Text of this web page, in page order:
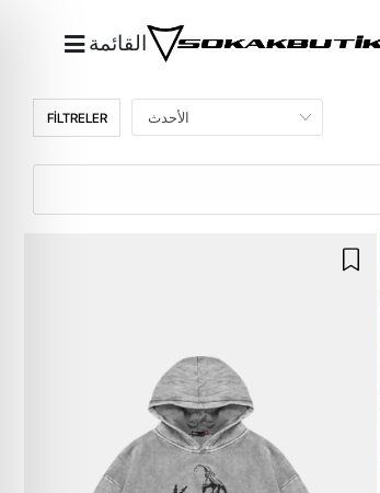
القائمة
FİLTRELER